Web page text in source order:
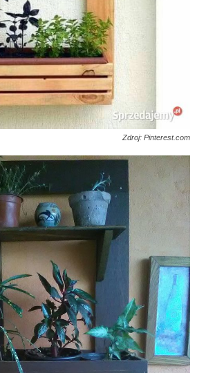
Zdroj: Pinterest.com